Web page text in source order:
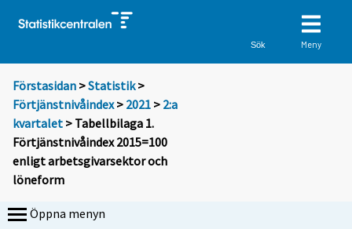
Sök Meny
Förstasidan >Statistik >
Förtjänstnivåindex> 2021 > 2:a
kvartalet > Tabellbilaga 1.
Förtjänstnivåindex 2015=100
enligt arbetsgivarsektor och
löneform
Öppna menyn